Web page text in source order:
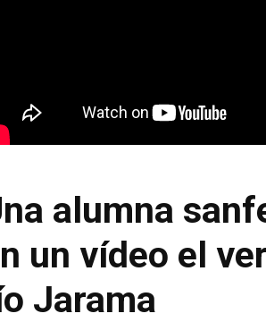
alumna
un vídeo el
Jarama